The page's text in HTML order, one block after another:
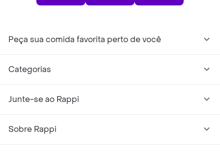
Peça sua comida favorita perto de você
Categorias
Junte-se ao Rappi
Sobre Rappi